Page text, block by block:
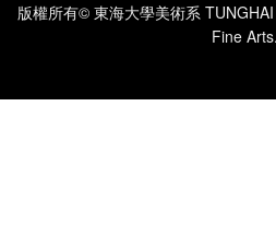
版權所有© 東海大學美術系
Fine Arts.